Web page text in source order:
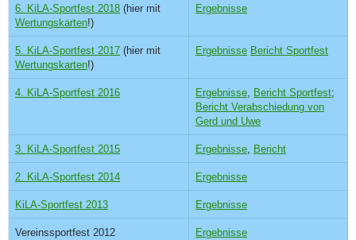
6. KiLA-Sportfest 2018 (hier mit
Wertungskarten!)
Ergebnisse
5. KiLA-Sportfest 2017 (hier mit
Wertungskarten!)
Ergebnisse Bericht Sportfest
4. KiLA-Sportfest 2016 Ergebnisse, Bericht Sportfest;
Bericht Verabschiedung von
Gerd und Uwe
3. KiLA-Sportfest 2015 Ergebnisse, Bericht
2. KiLA-Sportfest 2014 Ergebnisse
KiLA-Sportfest 2013 Ergebnisse
Vereinssportfest 2012 Ergebnisse